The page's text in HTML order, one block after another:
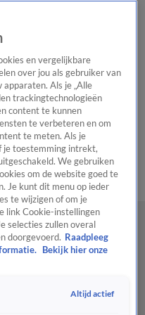
Het beste van Hart
Tip de
Tip de redactiePanelVideo's
en vergelijkbare
over jou als gebruiker van
Als je „Alle
trackingtechnologieën
content te kunnen
te verbeteren en om
te meten. Als je
je toestemming intrekt,
We gebruiken
om de website goed te
Je kunt dit menu op ieder
te wijzigen of om je
link Cookie-instellingen
selecties zullen overal
doorgevoerd. Raadpleeg
Bekijk hier onze
Altijd actief